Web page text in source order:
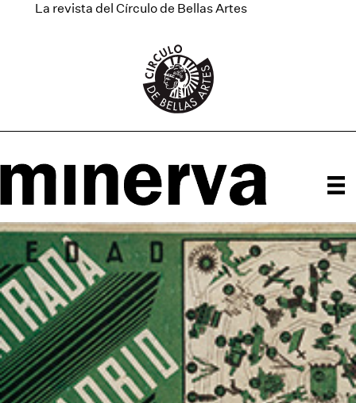
La revista del Círculo de Bellas Artes